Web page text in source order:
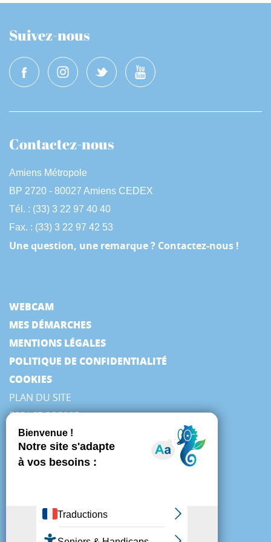
e
Suivez-nous
Contactez-nous
Amiens Métropole
BP 2720 - 80027 Amiens CEDEX
Tél. : (33) 3 22 97 40 40
Fax. : (33) 3 22 97 42 53
Une question, une remarque ? Contactez-nous !
WEBCAM
MES DÉMARCHES
MENTIONS LÉGALES
POLITIQUE DE CONFIDENTIALITÉ
COOKIES
PLAN DU SITE
ESPACE PRESSE